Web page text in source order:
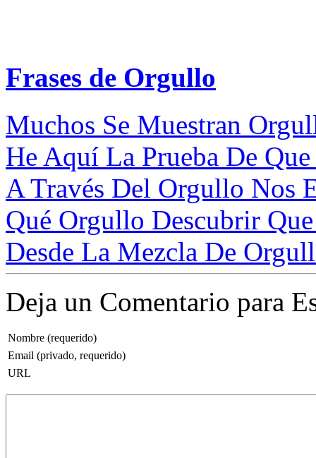
Frases de Orgullo
Muchos Se Muestran
He Aquí La Prueba De
A Través Del Orgullo Nos
Qué Orgullo Descubrir
Desde La Mezcla De
Deja un Comentario para
Nombre (requerido)
Email (privado, requerido)
URL